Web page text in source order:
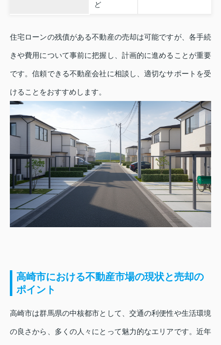
ど
住宅ローンの残債がある不動産の売却は可能ですが、各手続
きや費用について事前に把握し、計画的に進めることが重要
です。信頼できる不動産会社に相談し、適切なサポートを受
けることをおすすめします。
高崎市における不動産市場の現状と売却の
ポイント
高崎市は群馬県の中核都市として、交通の利便性や生活環境
の良さから、多くの人々にとって魅力的なエリアです。近年